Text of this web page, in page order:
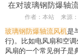
在对玻璃钢防爆轴
作者： 本站 来源：
玻璃钢防爆轴流风机是
行)。比如电风扇和空
风扇的一个常见例子是